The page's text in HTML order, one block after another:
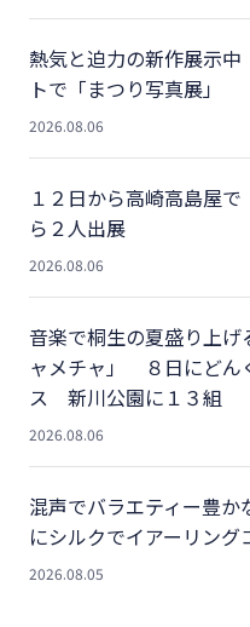
熱気と迫力の新作展示
トで「まつり写真展」
2026.08.06
１２日から高崎高島屋
ら２人出展
2026.08.06
音楽で桐生の夏盛り上
ャメチャ」 ８日にどん
ス 新川公園に１３組
2026.08.06
混声でバラエティー豊
にシルクでイアーリング
2026.08.05